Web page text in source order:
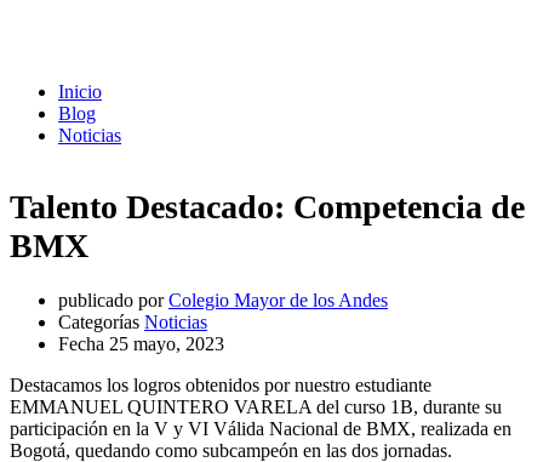
Inicio
Blog
Noticias
Talento Destacado: Competencia de
BMX
publicado por Colegio Mayor de los Andes
Categorías Noticias
Fecha 25 mayo, 2023
Destacamos los logros obtenidos por nuestro estudiante
EMMANUEL QUINTERO VARELA del curso 1B, durante su
participación en la V y VI Válida Nacional de BMX, realizada en
Bogotá, quedando como subcampeón en las dos jornadas.